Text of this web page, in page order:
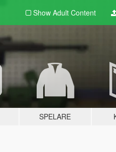
Show Adult Content
SPELARE